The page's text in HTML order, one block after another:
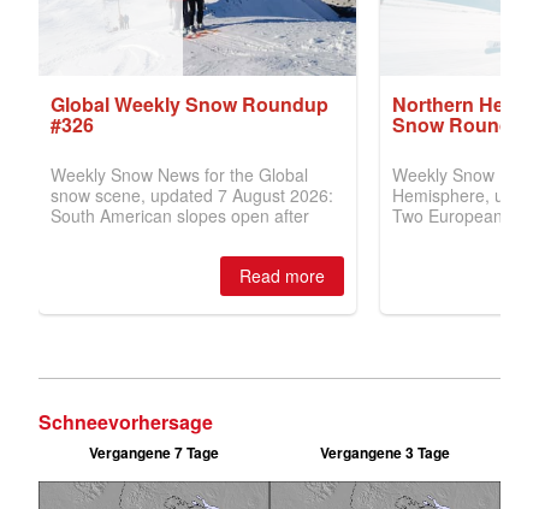
Schneevorhersage
Vergangene 7 Tage Vergangene 3 Tage